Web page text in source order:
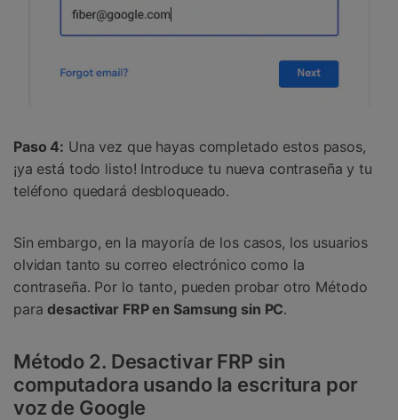
Paso 4: Una vez que hayas completado estos pasos,
¡ya está todo listo! Introduce tu nueva contraseña y tu
teléfono quedará desbloqueado.
Sin embargo, en la mayoría de los casos, los usuarios
olvidan tanto su correo electrónico como la
contraseña. Por lo tanto, pueden probar otro Método
paradesactivar FRP en Samsung sin PC.
Método 2. Desactivar FRP sin
computadora usando la escritura por
voz de Google